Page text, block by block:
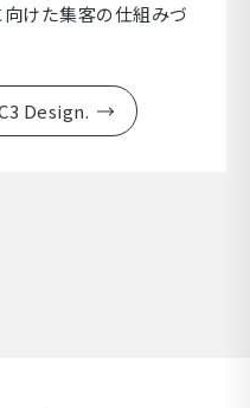
けた集客の仕組みづ
Design.